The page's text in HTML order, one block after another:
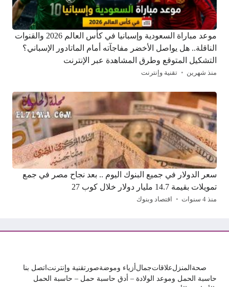
موعد مباراة السعودية وإسبانيا في كأس العالم 2026 والقنوات
الناقلة.. هل يواصل الأخضر مفاجآته أمام الماتادور الإسباني؟
التشكيل المتوقع وطرق المشاهدة عبر الإنترنت
منذ شهرين تقنية وإنترنت
سعر الدولار في جميع البنوك اليوم .. بعد نجاح مصر في جمع
تمويلات بقيمة 14.7 مليار دولار خلال كوب 27
منذ 4 سنوات اقتصاد وبنوك
صحةالمنزلعلاقاتجمالأزياء وموضةصورتقنية وإنترنتاتصل بنا
حاسبة الحمل وموعد الولادة – أدق حاسبة حمل – حاسبة الحمل